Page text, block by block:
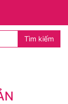
Tìm kiếm